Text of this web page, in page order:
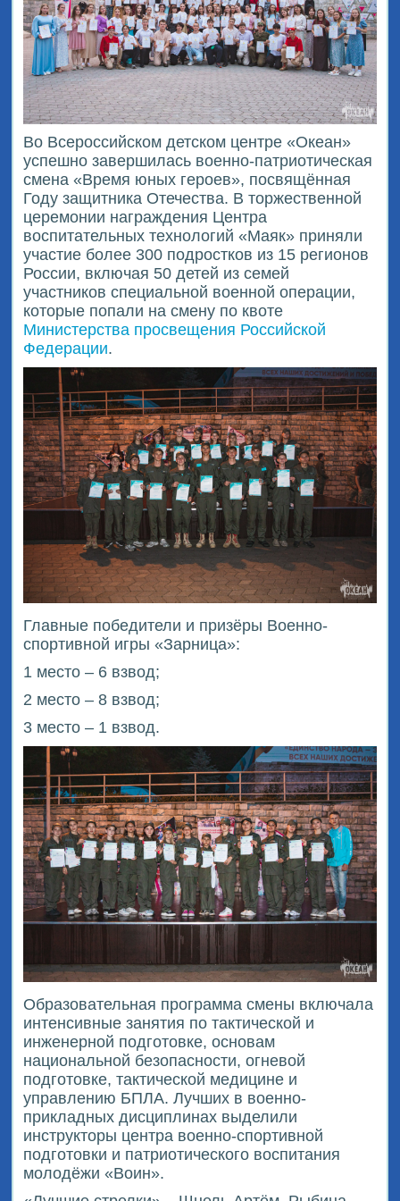
Во Всероссийском детском центре «Океан»
успешно завершилась военно-патриотическая
смена «Время юных героев», посвящённая
Году защитника Отечества. В торжественной
церемонии награждения Центра
воспитательных технологий «Маяк» приняли
участие более 300 подростков из 15 регионов
России, включая 50 детей из семей
участников специальной военной операции,
которые попали на смену по квоте
Министерства просвещения Российской
Федерации.
Главные победители и призёры Военно-
спортивной игры «Зарница»:
1 место – 6 взвод;
2 место – 8 взвод;
3 место – 1 взвод.
Образовательная программа смены включала
интенсивные занятия по тактической и
инженерной подготовке, основам
национальной безопасности, огневой
подготовке, тактической медицине и
управлению БПЛА. Лучших в военно-
прикладных дисциплинах выделили
инструкторы центра военно-спортивной
подготовки и патриотического воспитания
молодёжи «Воин».